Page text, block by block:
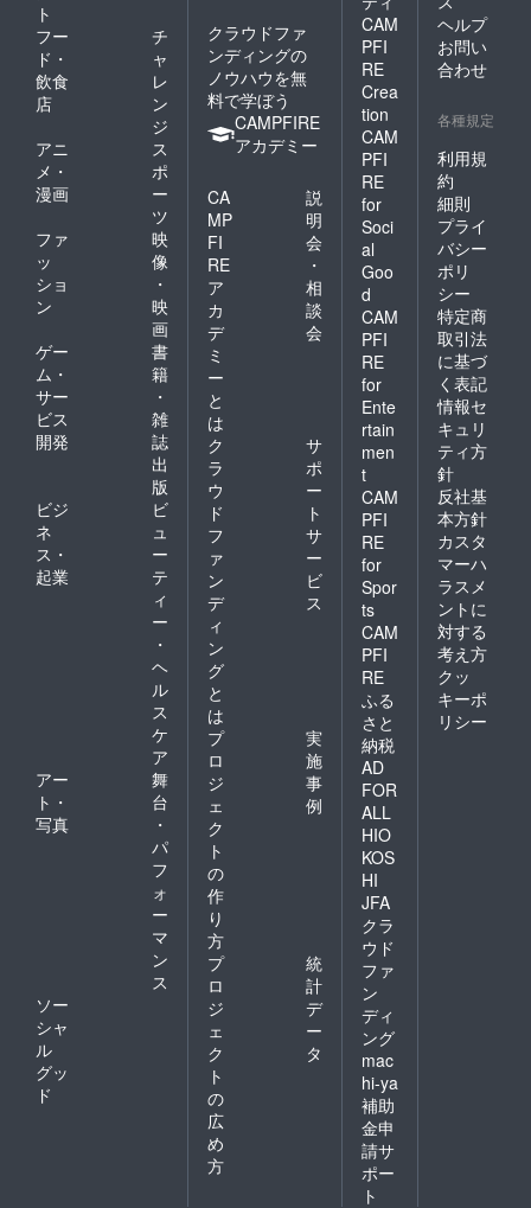
ト
フー
ド・
飲食
店
チ
ャ
レ
ン
ジ
アニ
メ・
漫画
ス
ポ
ー
ツ
ファ
ッ
ショ
ン
映
像
・
映
画
ゲー
ム・
サー
ビス
開発
書
籍
・
雑
誌
出
版
ビジ
ネ
ス・
起業
ビ
ュ
ー
テ
ィ
ー
・
ヘ
ル
ス
ケ
ア
アー
ト・
写真
舞
台
・
パ
フ
ォ
ー
マ
ン
ス
ソー
シャ
ル
グッ
ド
クラウドファ
ンディングの
ノウハウを無
料で学ぼう
CAMPFIRE
アカデミー
CA
MP
FI
RE
ア
カ
デ
ミ
ー
と
は
説
明
会
・
相
談
会
ク
ラ
ウ
ド
フ
ァ
ン
デ
ィ
ン
グ
と
は
サ
ポ
ー
ト
サ
ー
ビ
ス
プ
ロ
ジ
ェ
ク
ト
の
作
り
方
実
施
事
例
プ
ロ
ジ
ェ
ク
ト
の
広
め
方
統
計
デ
ー
タ
CAM
PFI
RE
Crea
tion
CAM
PFI
RE
for
Soci
al
Goo
d
CAM
PFI
RE
for
Ente
rtain
men
t
CAM
PFI
RE
for
Spor
ts
CAM
PFI
RE
ふる
さと
納税
AD
FOR
ALL
HIO
KOS
HI
JFA
クラ
ウド
ファ
ン
ディ
ング
mac
hi-ya
補助
金申
請サ
ポー
ト
ヘルプ
お問い
合わせ
各種規定
利用規
約
細則
プライ
バシー
ポリ
シー
特定商
取引法
に基づ
く表記
情報セ
キュリ
ティ方
針
反社基
本方針
カスタ
マーハ
ラスメ
ントに
対する
考え方
クッ
キーポ
リシー